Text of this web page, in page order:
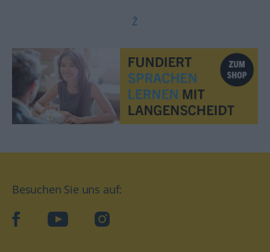
Ž
Besuchen Sie uns auf:
facebookYouTube Instagram